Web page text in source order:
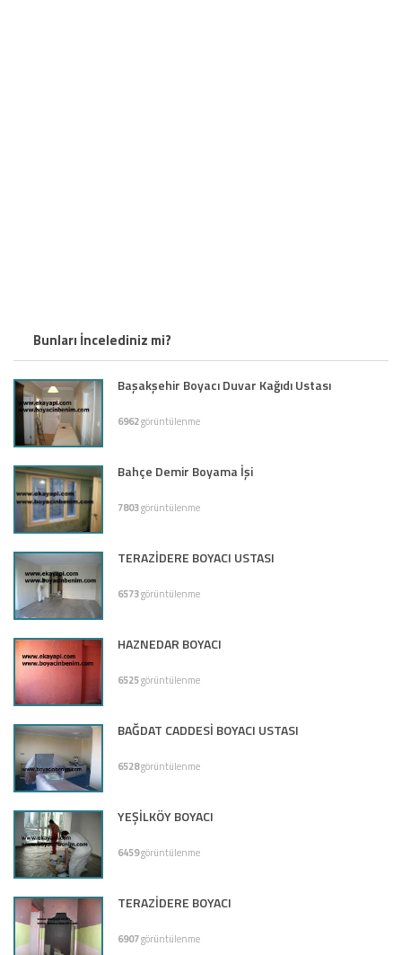
Bunları İncelediniz mi?
Başakşehir Boyacı Duvar Kağıdı Ustası
6962görüntülenme
Bahçe Demir Boyama İşi
7803görüntülenme
TERAZİDERE BOYACI USTASI
6573görüntülenme
HAZNEDAR BOYACI
6525görüntülenme
BAĞDAT CADDESİ BOYACI USTASI
6528görüntülenme
YEŞİLKÖY BOYACI
6459görüntülenme
TERAZİDERE BOYACI
6907görüntülenme